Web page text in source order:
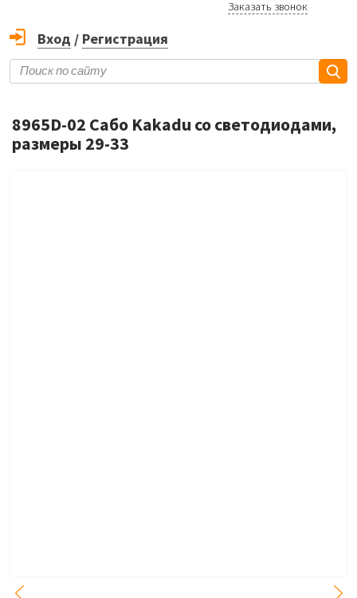
Заказать звонок
Вход / Регистрация
8965D-02 Сабо Kakadu со светодиодами,
размеры 29-33